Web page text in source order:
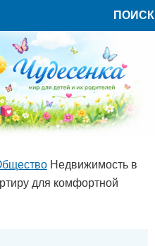
ПОИСК
Недвижимость в
для комфортной